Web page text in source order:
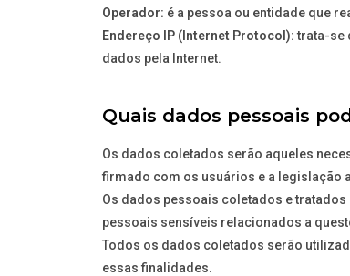
Operador: é a pessoa ou entidade que
Endereço IP (Internet Protocol):trata-se
dados pela Internet.
Quais dados pessoais
Os dados coletados serão aqueles
firmado com os usuários e a legislação
Os dados pessoais coletados e
pessoais sensíveis relacionados a
Todos os dados coletados serão
essas finalidades.